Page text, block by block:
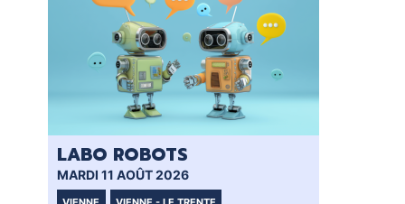
LABO ROBOTS
MARDI 11 AOÛT 2026